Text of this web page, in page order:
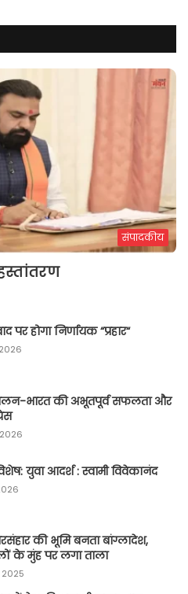
संपादकीय
होगा निर्णायक “प्रहार“
भारत की अभूतपूर्व सफलता और
युवा आदर्श : स्वामी विवेकानंद
की भूमि बनता बांग्लादेश,
के मुंह पर लगा ताला
2025